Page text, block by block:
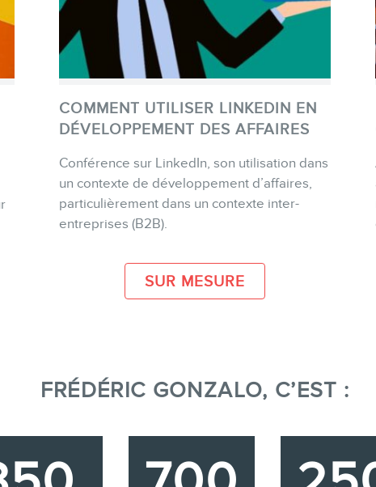
PLUS D'INFO
COMMENT UTILISER LINKEDIN EN
DÉVELOPPEMENT DES AFFAIRES
Conférence sur LinkedIn, son utilisation dans
un contexte de développement d’affaires,
particulièrement dans un contexte inter-
entreprises (B2B).
SUR MESURE
FRÉDÉRIC GONZALO, C’EST :